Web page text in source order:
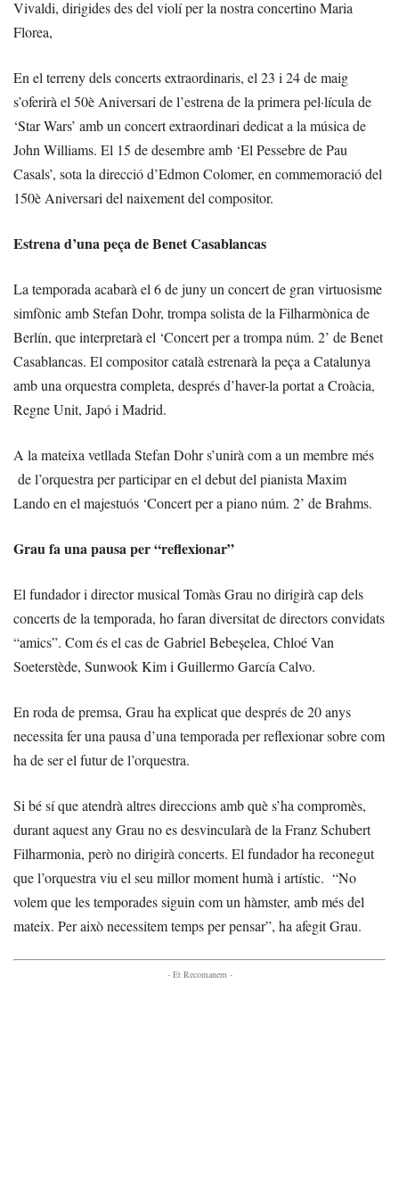
Vivaldi, dirigides des del violí per la nostra concertino Maria
Florea,
En el terreny dels concerts extraordinaris, el 23 i 24 de maig
s’oferirà el 50è Aniversari de l’estrena de la primera pel·lícula de
‘Star Wars’ amb un concert extraordinari dedicat a la música de
John Williams. El 15 de desembre amb ‘El Pessebre de Pau
Casals’, sota la direcció d’Edmon Colomer, en commemoració del
150è Aniversari del naixement del compositor.
Estrena d’una peça de Benet Casablancas
La temporada acabarà el 6 de juny un concert de gran virtuosisme
simfònic amb Stefan Dohr, trompa solista de la Filharmònica de
Berlín, que interpretarà el ‘Concert per a trompa núm. 2’ de Benet
Casablancas. El compositor català estrenarà la peça a Catalunya
amb una orquestra completa, després d’haver-la portat a Croàcia,
Regne Unit, Japó i Madrid.
A la mateixa vetllada Stefan Dohr s’unirà com a un membre més
de l’orquestra per participar en el debut del pianista Maxim
Lando en el majestuós ‘Concert per a piano núm. 2’ de Brahms.
Grau fa una pausa per “reflexionar”
El fundador i director musical Tomàs Grau no dirigirà cap dels
concerts de la temporada, ho faran diversitat de directors convidats
“amics”. Com és el cas de Gabriel Bebeșelea, Chloé Van
Soeterstède, Sunwook Kim i Guillermo García Calvo.
En roda de premsa, Grau ha explicat que després de 20 anys
necessita fer una pausa d’una temporada per reflexionar sobre com
ha de ser el futur de l’orquestra.
Si bé sí que atendrà altres direccions amb què s’ha compromès,
durant aquest any Grau no es desvincularà de la Franz Schubert
Filharmonia, però no dirigirà concerts. El fundador ha reconegut
que l’orquestra viu el seu millor moment humà i artístic. “No
volem que les temporades siguin com un hàmster, amb més del
mateix. Per això necessitem temps per pensar”, ha afegit Grau.
- Et Recomanem -